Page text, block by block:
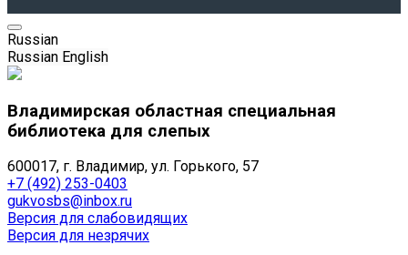
Russian
Russian English
Владимирская областная специальная
библиотека для слепых
600017, г. Владимир, ул. Горького, 57
+7 (492) 253-0403
gukvosbs@inbox.ru
Версия для слабовидящих
Версия для незрячих